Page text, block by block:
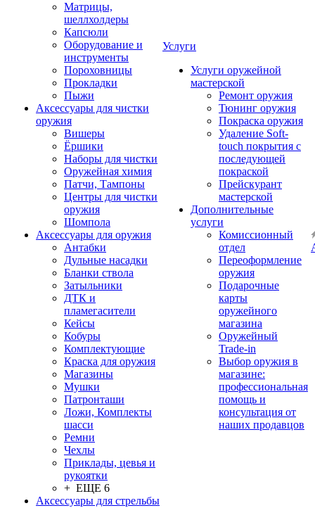
Матрицы,
шеллхолдеры
Капсюли
Оборудование и
инструменты
Пороховницы
Прокладки
Пыжи
Аксессуары для чистки
оружия
Вишеры
Ёршики
Наборы для чистки
Оружейная химия
Патчи, Тампоны
Центры для чистки
оружия
Шомпола
Аксессуары для оружия
Антабки
Дульные насадки
Бланки ствола
Затыльники
ДТК и
пламегасители
Кейсы
Кобуры
Комплектующие
Краска для оружия
Магазины
Мушки
Патронташи
Ложи, Комплекты
шасси
Ремни
Чехлы
Приклады, цевья и
рукоятки
+ ЕЩЕ 6
Аксессуары для стрельбы
Услуги
Услуги оружейной
мастерской
Ремонт оружия
Тюнинг оружия
Покраска оружия
Удаление Soft-
touch покрытия с
последующей
покраской
Прейскурант
мастерской
Дополнительные
услуги
Комиссионный
отдел
Переоформление
оружия
Подарочные
карты
оружейного
магазина
Оружейный
Trade-in
Выбор оружия в
магазине:
профессиональная
помощь и
консультация от
наших продавцов